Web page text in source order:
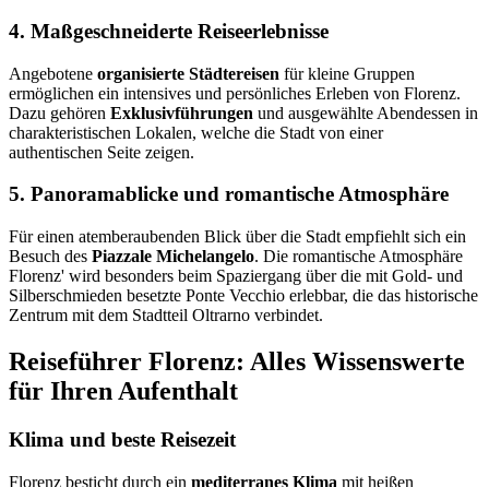
4. Maßgeschneiderte Reiseerlebnisse
Angebotene organisierte Städtereisen für kleine Gruppen
ermöglichen ein intensives und persönliches Erleben von Florenz.
Dazu gehören Exklusivführungen und ausgewählte Abendessen in
charakteristischen Lokalen, welche die Stadt von einer
authentischen Seite zeigen.
5. Panoramablicke und romantische Atmosphäre
Für einen atemberaubenden Blick über die Stadt empfiehlt sich ein
Besuch des Piazzale Michelangelo. Die romantische Atmosphäre
Florenz' wird besonders beim Spaziergang über die mit Gold- und
Silberschmieden besetzte Ponte Vecchio erlebbar, die das historische
Zentrum mit dem Stadtteil Oltrarno verbindet.
Reiseführer Florenz: Alles Wissenswerte
für Ihren Aufenthalt
Klima und beste Reisezeit
Florenz besticht durch ein mediterranes Klima mit heißen